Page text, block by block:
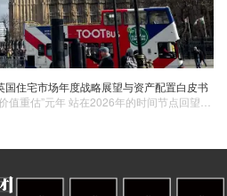
住宅市场年度战略展望与资产配置白皮书